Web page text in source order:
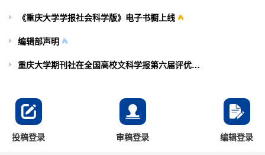
《重庆大学学报社会科学版》电子书橱上线
编辑部声明
重庆大学期刊社在全国高校文科学报第六届评优活动中获佳绩
投稿登录 审稿登录 编辑登录